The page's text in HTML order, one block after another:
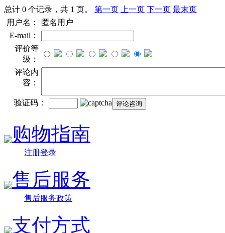
总计 0 个记录，共 1 页。 第一页 上一页 下一页 最末页
用户名：
匿名用户
E-mail：
评价等
级：
评论内
容：
验证码：
购物指南
注册登录
售后服务
售后服务政策
支付方式